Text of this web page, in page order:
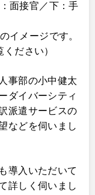
面接官／下：手
イメージです。
ださい）
事部の小中健太
ダイバーシティ
派遣サービスの
などを伺いまし
導入いただいて
詳しく伺いまし